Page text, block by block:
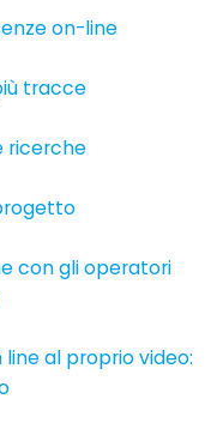
on-line
tracce
ricerche
con gli operatori
al proprio video: